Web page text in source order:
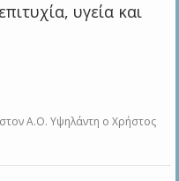
υγεία και
στον Α.Ο. Υψηλάντη ο Χρήστος